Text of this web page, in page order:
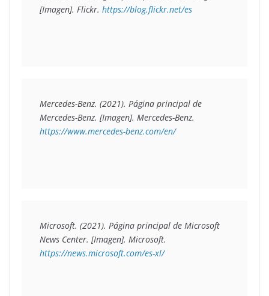
[Imagen]. Flickr. https://blog.flickr.net/es
Mercedes-Benz. (2021). Página principal de
Mercedes-Benz.
https://www.mercedes-benz.com/en/
Microsoft. (2021). Página principal de Microsoft
News Center.
https://news.microsoft.com/es-xl/